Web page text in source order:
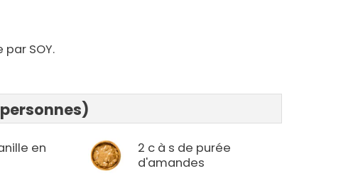
SOY.
en
2 c à s de purée
d'amandes